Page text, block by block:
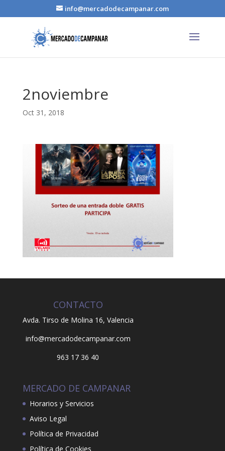
info@mercadodecampanar.com
2noviembre
Oct 31, 2018
CONTACTO
Avda. Tirso de Molina 16, Valencia
info@mercadodecampanar.com
963 17 36 40
MERCADO DE CAMPANAR
Horarios y Servicios
Aviso Legal
Política de Privacidad
Política de Cookies